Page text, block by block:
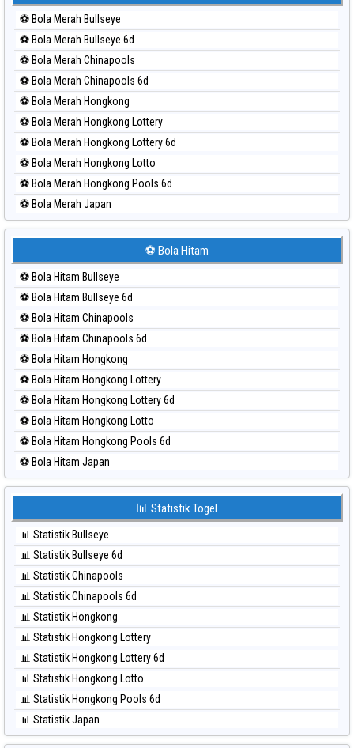
Paito Harian Sydney Lotto
Paito Harian Sydney Pools 6d
Paito Harian Taipei
Paito Harian Taiwan
⚽ Bola Merah Bullseye
⚽ Bola Merah Bullseye 6d
⚽ Bola Merah Chinapools
⚽ Bola Merah Chinapools 6d
⚽ Bola Merah Hongkong
⚽ Bola Merah Hongkong Lottery
⚽ Bola Merah Hongkong Lottery 6d
⚽ Bola Merah Hongkong Lotto
⚽ Bola Merah Hongkong Pools 6d
⚽ Bola Merah Japan
⚽ Bola Merah Japan 6d
⚽ Bola Merah Kuda Lari
⚽ Bola Merah Magnum Cambodia
⚽ Bola Merah Nagoya
⚽ Bola Merah North Carolina Day
⚽ Bola Merah Pcso
⚽ Bola Merah Sao Paulo
⚽ Bola Merah Singapore
⚽ Bola Merah Sydney
⚽ Bola Merah Sydney Lottery
⚽ Bola Merah Sydney Lottery 6d
⚽ Bola Merah Sydney Lotto
⚽ Bola Merah Taiwan
⚽ Bola Hitam
⚽ Bola Hitam Bullseye
⚽ Bola Hitam Bullseye 6d
⚽ Bola Hitam Chinapools
⚽ Bola Hitam Chinapools 6d
⚽ Bola Hitam Hongkong
⚽ Bola Hitam Hongkong Lottery
⚽ Bola Hitam Hongkong Lottery 6d
⚽ Bola Hitam Hongkong Lotto
⚽ Bola Hitam Hongkong Pools 6d
⚽ Bola Hitam Japan
⚽ Bola Hitam Japan 6d
⚽ Bola Hitam Kuda Lari
⚽ Bola Hitam Magnum Cambodia
⚽ Bola Hitam Nagoya
⚽ Bola Hitam North Carolina Day
⚽ Bola Hitam Pcso
⚽ Bola Hitam Sao Paulo
⚽ Bola Hitam Singapore
⚽ Bola Hitam Sydney
⚽ Bola Hitam Sydney Lottery
⚽ Bola Hitam Sydney Lottery 6d
⚽ Bola Hitam Sydney Lotto
📊 Statistik Togel
📊 Statistik Bullseye
📊 Statistik Bullseye 6d
📊 Statistik Chinapools
📊 Statistik Chinapools 6d
📊 Statistik Hongkong
📊 Statistik Hongkong Lottery
📊 Statistik Hongkong Lottery 6d
📊 Statistik Hongkong Lotto
📊 Statistik Hongkong Pools 6d
📊 Statistik Japan
📊 Statistik Japan 6d